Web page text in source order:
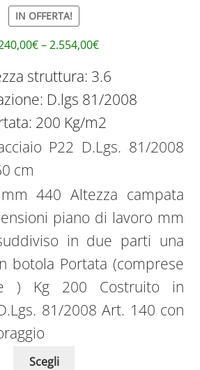
IN OFFERTA!
€–2.554,00€
struttura: 3.6
D.lgs 81/2008
200 Kg/m2
P22 D.Lgs. 81/2008
cm
440 Altezza campata
piano di lavoro mm
in due parti una
botola Portata (comprese
) Kg 200 Costruito in
81/2008 Art. 140 con
Scegli